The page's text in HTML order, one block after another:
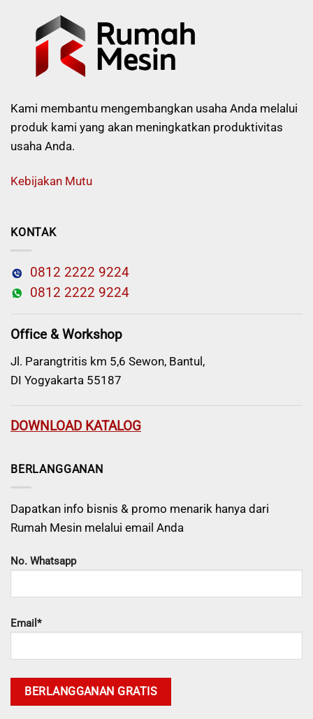
Kami membantu mengembangkan usaha Anda melalui
produk kami yang akan meningkatkan produktivitas
usaha Anda.
Kebijakan Mutu
KONTAK
0812 2222 9224
0812 2222 9224
Office & Workshop
Jl. Parangtritis km 5,6 Sewon, Bantul,
DI Yogyakarta 55187
DOWNLOAD KATALOG
BERLANGGANAN
Dapatkan info bisnis & promo menarik hanya dari
Rumah Mesin melalui email Anda
No. Whatsapp
Email*